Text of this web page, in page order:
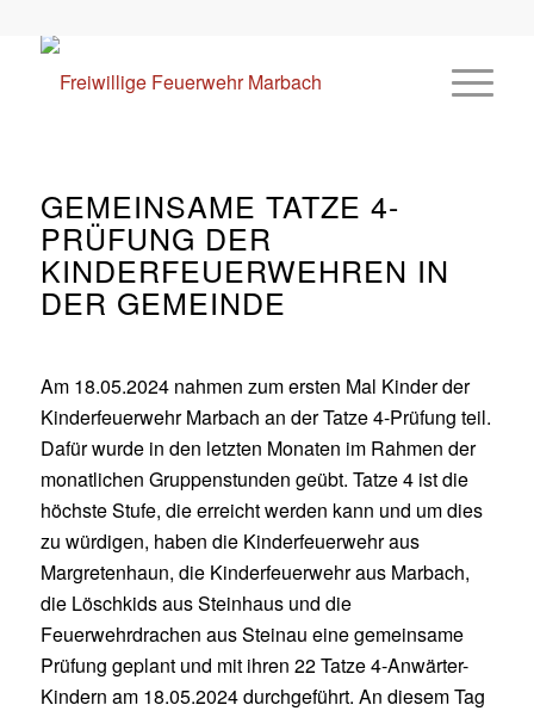
GEMEINSAME TATZE 4-
PRÜFUNG DER
KINDERFEUERWEHREN IN
DER GEMEINDE
Am 18.05.2024 nahmen zum ersten Mal Kinder der
Kinderfeuerwehr Marbach an der Tatze 4-Prüfung teil.
Dafür wurde in den letzten Monaten im Rahmen der
monatlichen Gruppenstunden geübt. Tatze 4 ist die
höchste Stufe, die erreicht werden kann und um dies
zu würdigen, haben die Kinderfeuerwehr aus
Margretenhaun, die Kinderfeuerwehr aus Marbach,
die Löschkids aus Steinhaus und die
Feuerwehrdrachen aus Steinau eine gemeinsame
Prüfung geplant und mit ihren 22 Tatze 4-Anwärter-
Kindern am 18.05.2024 durchgeführt. An diesem Tag